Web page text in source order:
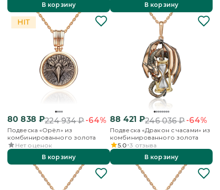
В корзину
В корзину
80 838 ₽224 934₽-64%
Подвеска «Орёл» из
комбинированного золота
Нет оценок
В корзину
88 421 ₽246 036₽-64%
Подвеска «Дракон с часами» из
комбинированного золота
5.0 3 отзыва
В корзину